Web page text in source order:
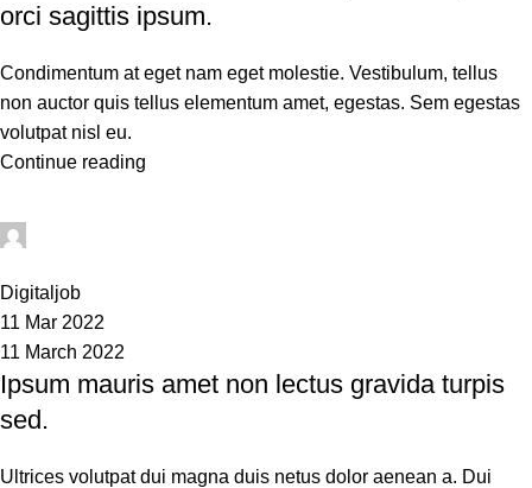
orci sagittis ipsum.
Condimentum at eget nam eget molestie. Vestibulum, tellus
non auctor quis tellus elementum amet, egestas. Sem egestas
volutpat nisl eu.
Continue reading
Digitaljob
11 Mar 2022
11 March 2022
Ipsum mauris amet non lectus gravida turpis
sed.
Ultrices volutpat dui magna duis netus dolor aenean a. Dui